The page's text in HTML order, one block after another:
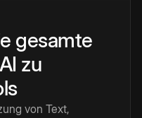
gesamte
zu
von Text,